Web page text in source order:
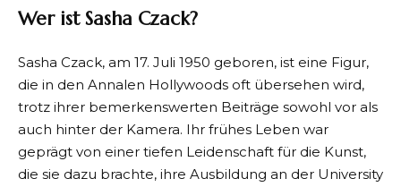
Wer ist Sasha Czack?
Sasha Czack, am 17. Juli 1950 geboren, ist eine Figur,
die in den Annalen Hollywoods oft übersehen wird,
trotz ihrer bemerkenswerten Beiträge sowohl vor als
auch hinter der Kamera. Ihr frühes Leben war
geprägt von einer tiefen Leidenschaft für die Kunst,
die sie dazu brachte, ihre Ausbildung an der University